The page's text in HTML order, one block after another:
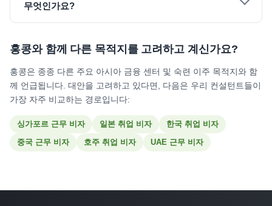
무엇인가요?
홍콩와 함께 다른 목적지를 고려하고 계신가요?
홍콩은 종종 다른 주요 아시아 금융 센터 및 숙련 이주 목적지와 함
께 언급됩니다. 대안을 고려하고 있다면, 다음은 우리 컨설턴트들이
가장 자주 비교하는 경로입니다:
싱가포르 근무 비자 일본 취업 비자
한국 취업 비자
중국 근무 비자
호주 취업 비자 UAE 근무 비자